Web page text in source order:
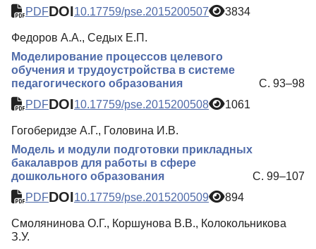
PDFDOI10.17759/pse.2015200507 3834
Федоров А.А., Седых Е.П.
Моделирование процессов целевого
обучения и трудоустройства в системе
педагогического образования
С. 93–98
PDFDOI10.17759/pse.2015200508 1061
Гогоберидзе А.Г., Головина И.В.
Модель и модули подготовки прикладных
бакалавров для работы в сфере
дошкольного образования
С. 99–107
PDFDOI10.17759/pse.2015200509 894
Смолянинова О.Г., Коршунова В.В., Колокольникова
З.У.